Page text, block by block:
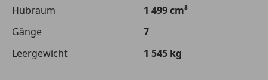
Hubraum
1 499 cm³
Gänge
7
Leergewicht
1 545 kg